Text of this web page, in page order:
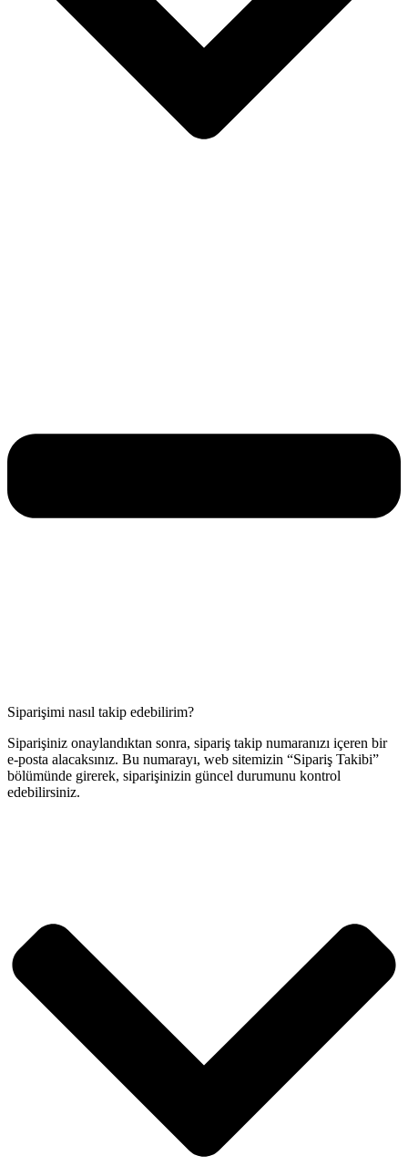
Siparişimi nasıl takip edebilirim?
Siparişiniz onaylandıktan sonra, sipariş takip numaranızı içeren bir
e-posta alacaksınız. Bu numarayı, web sitemizin “Sipariş Takibi”
bölümünde girerek, siparişinizin güncel durumunu kontrol
edebilirsiniz.